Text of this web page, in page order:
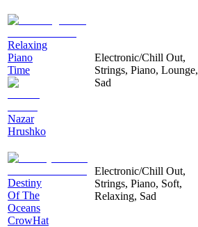
Relaxing
Piano
Time
Nazar
Hrushko
Electronic/Chill Out,
Strings, Piano, Lounge,
Sad
Destiny
Of The
Oceans
CrowHat
Electronic/Chill Out,
Strings, Piano, Soft,
Relaxing, Sad